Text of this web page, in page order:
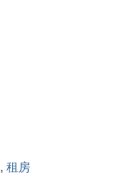
, 租房